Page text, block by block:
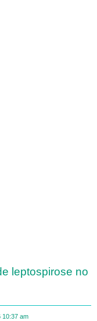
leptospirose no
10:37 am